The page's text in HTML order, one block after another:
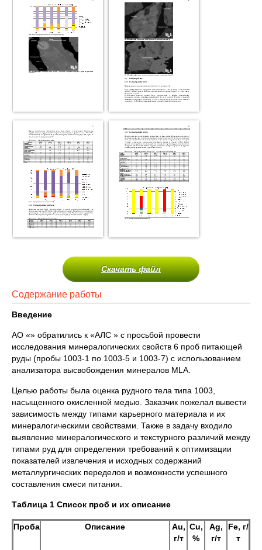
Скачать файл
Содержание работы
Введение
АО «» обратились к «АЛС » с просьбой провести
исследования минералогических свойств 6 проб питающей
руды (пробы 1003-1 по 1003-5 и 1003-7) с использованием
анализатора высвобождения минералов MLA.
Целью работы была оценка рудного тела типа 1003,
насыщенного окисленной медью. Заказчик пожелал вывести
зависимость между типами карьерного материала и их
минералогическими свойствами. Также в задачу входило
выявление минералогического и текстурного различий между
типами руд для определения требований к оптимизации
показателей извлечения и исходных содержаний
металлургических переделов и возможности успешного
составления смеси питания.
Таблица 1 Список проб и их описание
Проба Описание Au,
г/т
Cu,
%
Ag,
г/т
Fe, г/
т